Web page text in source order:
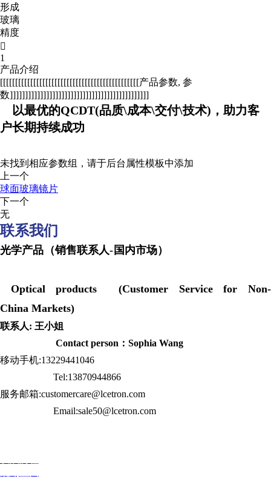
形成
玻璃
精度

1
产品介绍
[[[[[[[[[[[[[[[[[[[[[[[[[[[[[[[[[[[[[[[[[[[[[[产品参数, 参
数]]]]]]]]]]]]]]]]]]]]]]]]]]]]]]]]]]]]]]]]]]]]]]
以最优的QCDT(品质\成本\交付\技术)，助力客
户长期持续成功
未找到相应参数组，请于后台属性模板中添加
上一个
球面玻璃镜片
下一个
无
联系我们
光学产品（销售联系人-国内市场）
Optical products (Customer Service for Non-
China Markets)
联系人: 王小姐
Contact person：Sophia Wang
移动手机:13229441046
Tel:13870944866
服务邮箱:customercare@lcetron.com
Email:sale50@lcetron.com